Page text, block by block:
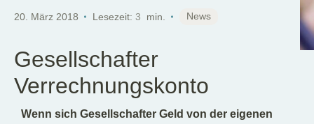
20. März 2018 Lesezeit: 3 min. News
Gesellschafter
Verrechnungskonto
Wenn sich Gesellschafter Geld von der eigenen